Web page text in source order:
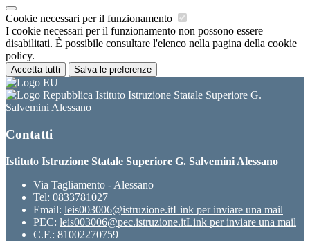
Cookie necessari per il funzionamento
I cookie necessari per il funzionamento non possono essere
disabilitati. È possibile consultare l'elenco nella pagina della cookie
policy.
Accetta tutti Salva le preferenze
Istituto Istruzione Statale Superiore G.
Salvemini Alessano
Contatti
Istituto Istruzione Statale Superiore G. Salvemini Alessano
Via Tagliamento - Alessano
Tel: 0833781027
Email: leis003006@istruzione.itLink per inviare una mail
PEC: leis003006@pec.istruzione.itLink per inviare una mail
C.F.: 81002270759